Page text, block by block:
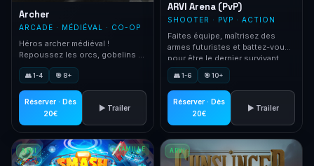
Archer
ARCADE · MÉDIÉVAL · CO-OP
Héros archer médiéval !
Repoussez les orcs, gobelins et
trolls qui attaquent votre
château.
👥 1-4 🎯 8+
Réserver · Dès
20€
▶ Trailer
ARVI Arena (PvP)
SHOOTER · PVP · ACTION
Faites équipe, maîtrisez des
armes futuristes et battez-vous
pour être le dernier survivant.
👥 1-6 🎯 10+
Réserver · Dès
20€
▶ Trailer
ARVI ⭐ FAMILLE ARVI